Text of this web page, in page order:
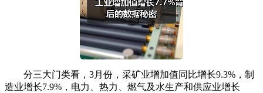
分三大门类看，3月份，采矿业增加值同比增长9.3%，制
造业增长7.9%，电力、热力、燃气及水生产和供应业增长